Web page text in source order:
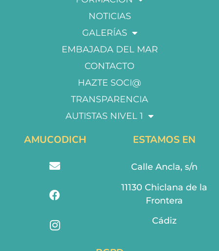
NOTICIAS
GALERÍAS
EMBAJADA DEL MAR
CONTACTO
HAZTE SOCI@
TRANSPARENCIA
AUTISTAS NIVEL 1
AMUCODICH ESTAMOS EN
Calle Ancla, s/n
11130 Chiclana de la
Frontera
Cádiz